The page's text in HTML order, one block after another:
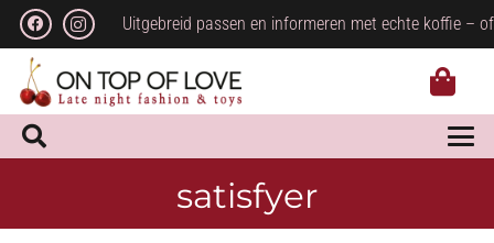
Uitgebreid passen en informeren met echte koffie –
satisfyer